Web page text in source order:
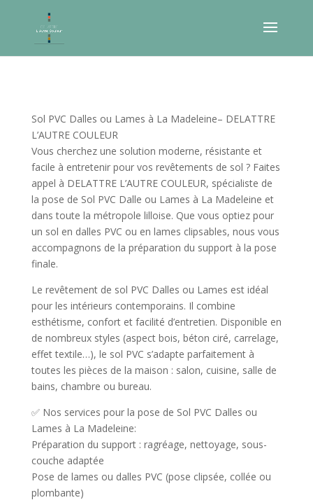
Sol PVC Dalles ou Lames à La Madeleine– DELATTRE
L’AUTRE COULEUR
Vous cherchez une solution moderne, résistante et
facile à entretenir pour vos revêtements de sol ? Faites
appel à DELATTRE L’AUTRE COULEUR, spécialiste de
la pose de Sol PVC Dalle ou Lames à La Madeleine et
dans toute la métropole lilloise. Que vous optiez pour
un sol en dalles PVC ou en lames clipsables, nous vous
accompagnons de la préparation du support à la pose
finale.
Le revêtement de sol PVC Dalles ou Lames est idéal
pour les intérieurs contemporains. Il combine
esthétisme, confort et facilité d’entretien. Disponible en
de nombreux styles (aspect bois, béton ciré, carrelage,
effet textile…), le sol PVC s’adapte parfaitement à
toutes les pièces de la maison : salon, cuisine, salle de
bains, chambre ou bureau.
✅ Nos services pour la pose de Sol PVC Dalles ou
Lames à La Madeleine:
Préparation du support : ragréage, nettoyage, sous-
couche adaptée
Pose de lames ou dalles PVC (pose clipsée, collée ou
plombante)